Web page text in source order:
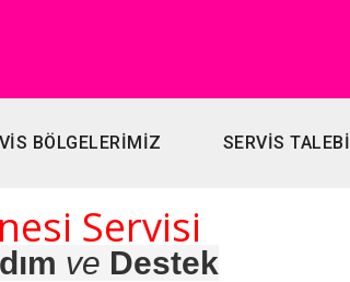
BÖLGELERİMİZ SERVİS TALEBİ
Servisi
ve Destek